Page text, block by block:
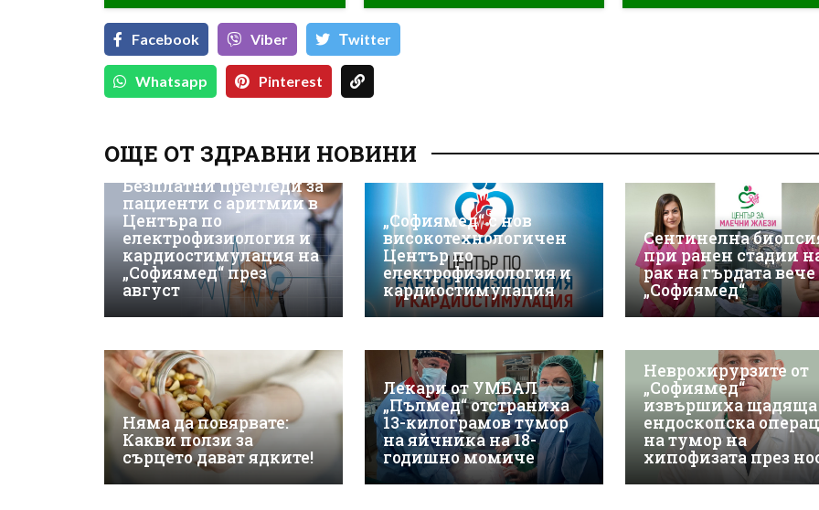
Facebook Viber Тwitter
Whatsapp Pinterest
ОЩЕ ОТ ЗДРАВНИ НОВИНИ
Безплатни прегледи за
пациенти с аритмии в
Центъра по
електрофизиология и
кардиостимулация на
„Софиямед“ през
август
„Софиямед“ с нов
високотехнологичен
Център по
електрофизиология и
кардиостимулация
Сентинелна
при ранен стадии
рак на гърдата
„Софиямед“
Няма да повярвате:
Какви ползи за
сърцето дават ядките!
Лекари от УМБАЛ
„Пълмед“ отстраниха
13-килограмов тумор
на яйчника на 18-
годишно момиче
Неврохирурзите от
„Софиямед“
извършиха щадяща
ендоскопска
на тумор на
хипофизата през